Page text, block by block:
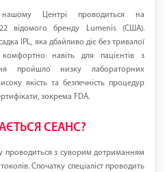
Центрі проводиться на
відомого бренду Lumenis (США).
IPL, яка дбайливо діє без тривалої
комфортно навіть для пацієнтів з
пройшло низку лабораторних
якість та безпечність процедур
зокрема FDA.
СЕАНС?
проводиться з суворим дотриманням
Спочатку спеціаліст проводить